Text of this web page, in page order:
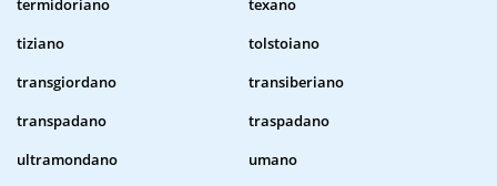
termidoriano
texano
tiziano
tolstoiano
transgiordano
transiberiano
transpadano
traspadano
ultramondano
umano